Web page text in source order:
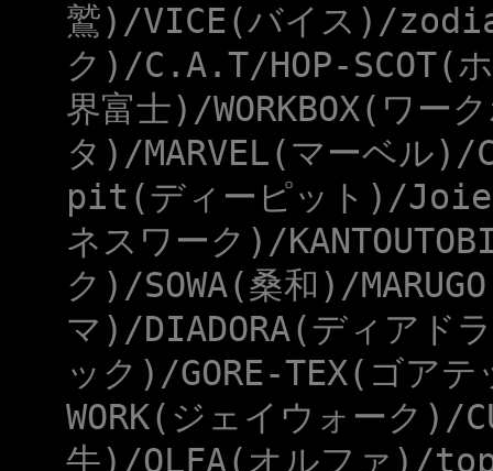
鷲)/VICE(バイス)/
ク)/C.A.T/HOP-
界富士)/WORKBOX(ワ
タ)/MARVEL(マーベル
pit(ディーピット)/Joie(
ネスワーク)/
ク)/SOWA(桑和)/
マ)/DIADORA(ディアド
ック)/GORE-TEX(ゴア
WORK(ジェイウォーク)/
牛)/OLFA(オルファ)/